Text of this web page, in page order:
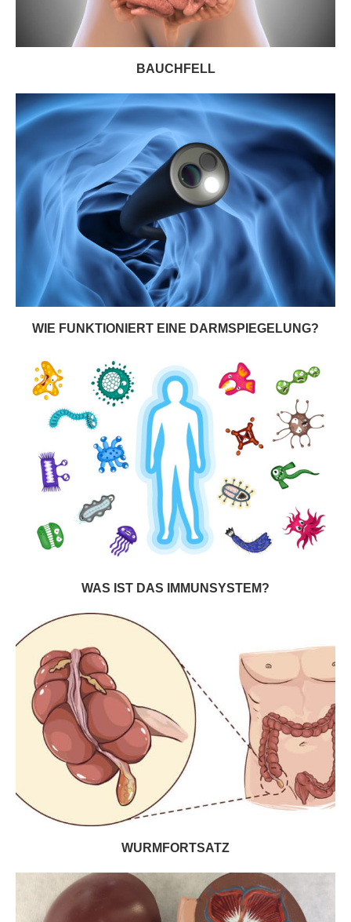
BAUCHFELL
WIE FUNKTIONIERT EINE DARMSPIEGELUNG?
WAS IST DAS IMMUNSYSTEM?
WURMFORTSATZ